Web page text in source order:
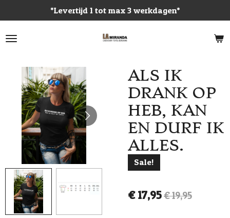
direct
naar
*Levertijd 1 tot max 3 werkdagen*
ALS IK
DRANK OP
HEB, KAN
EN DURF IK
ALLES.
Sale!
€ 17,95€ 19,95